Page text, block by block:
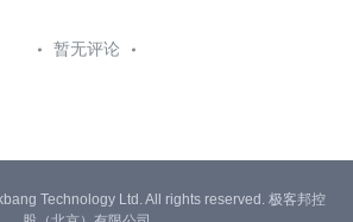
暂无评论
Technology Ltd. All rights reserved. 极客邦控